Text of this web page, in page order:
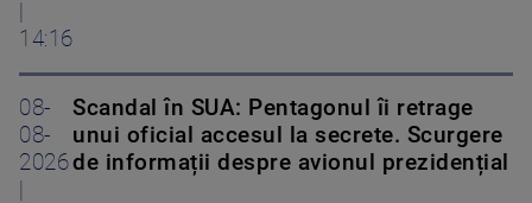
14:16
08-
08-
2026
Scandal în SUA: Pentagonul îi retrage
unui oficial accesul la secrete. Scurgere
de informații despre avionul prezidențial